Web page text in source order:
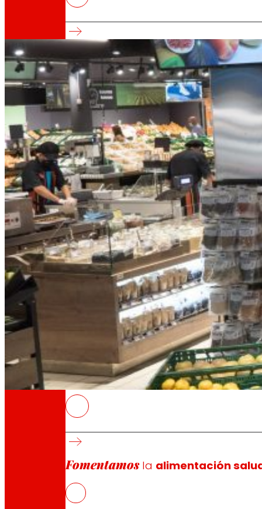
Así somos
Todo nuestro ADN: un viaje por la misión, la
Cooperativa
Somos por y para las personas. Descubre
Fundación
A través de nuestra Fundación impulsamos
CompromisosEROSKI
Fomentamosla alimentación
Estudio “¿Cómo comemos? Análisis del
El consumo medio de alimentos
Entre 2022 y 2024, el gasto medio por
Navarra y País Vasco lideran los hábitos